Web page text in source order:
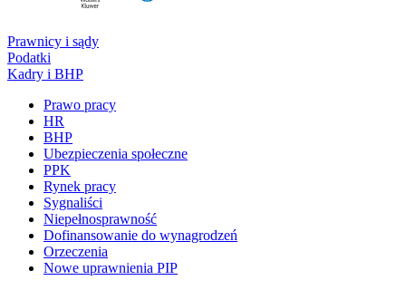
Prawnicy i sądy
Podatki
Kadry i BHP
Prawo pracy
HR
BHP
Ubezpieczenia społeczne
PPK
Rynek pracy
Sygnaliści
Niepełnosprawność
Dofinansowanie do wynagrodzeń
Orzeczenia
Nowe uprawnienia PIP